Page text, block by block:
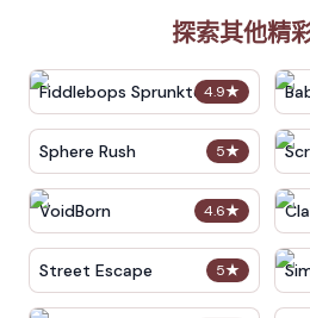
探索其他精
4.9★
Fiddlebops Sprunkters
5★
Sphere Rush
4.6★
VoidBorn
5★
Street Escape